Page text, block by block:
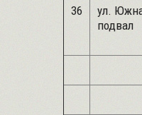
36
ул.
подвал